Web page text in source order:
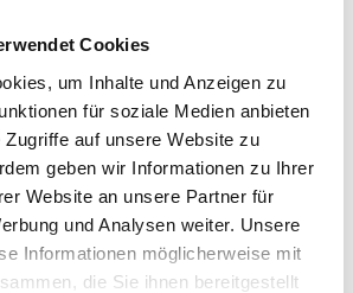
Cookies
um Inhalte und Anzeigen zu
für soziale Medien anbieten
auf unsere Website zu
geben wir Informationen zu Ihrer
Website an unsere Partner für
und Analysen weiter. Unsere
Informationen möglicherweise mit
die Sie ihnen bereitgestellt
Mietwäsche von Altenheimen. Darüber
Privatwäsche und Mietwäsche
Bei uns können Sie
Waschservice buchen, einschließlich
Selbstverständlich sind wir
zur Stelle. Wir erzielen
bei Bettwäsche,
und Kleidung. Mit erprobten und